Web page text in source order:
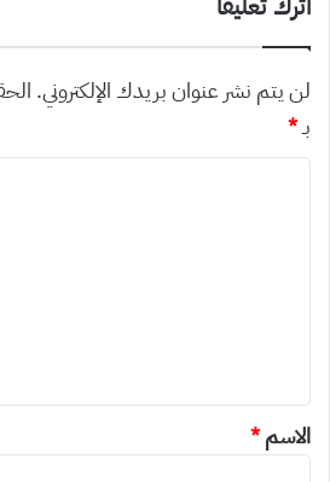
لن يتم نشر عنوان بريدك الإلكتروني.
بـ*
*
الاسم*